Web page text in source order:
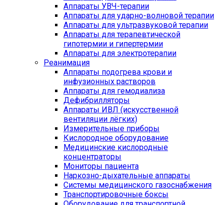
Аппараты УВЧ-терапии
Аппараты для ударно-волновой терапии
Аппараты для ультразвуковой терапии
Аппараты для терапевтической
гипотермии и гипертермии
Аппараты для электротерапии
Реанимация
Аппараты подогрева крови и
инфузионных растворов
Аппараты для гемодиализа
Дефибрилляторы
Аппараты ИВЛ (искусственной
вентиляции лёгких)
Измерительные приборы
Кислородное оборудование
Медицинские кислородные
концентраторы
Мониторы пациента
Наркозно-дыхательные аппараты
Системы медицинского газоснабжения
Транспортировочные боксы